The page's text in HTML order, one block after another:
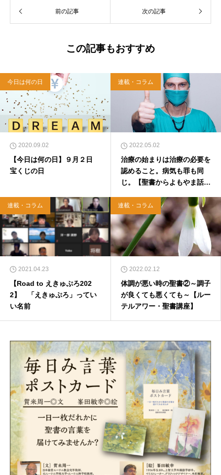
前の記事 次の記事
この記事もおすすめ
今日は何の日
2020.09.02
【今日は何の日】９月２日
宝くじの日
連載・コラム
2022.05.02
治療の始まりは治療の必要を
認めること。病気も罪も同
じ。【聖書からよもやま話１
連載・コラム
2021.04.23
【Road to えきゅぷろ202
2】 「えきゅぷろ」ってい
い名前
連載・コラム
2022.02.12
体調が悪い時の聖書②～調子
が良くても悪くても～【ルー
テルアワー・聖書講座】